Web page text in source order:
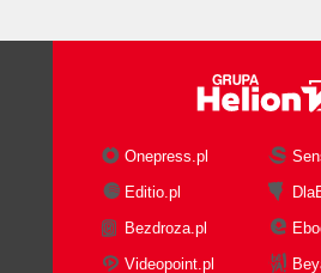
Onepress.pl
Editio.pl
Bezdroza.pl
Videopoint.pl